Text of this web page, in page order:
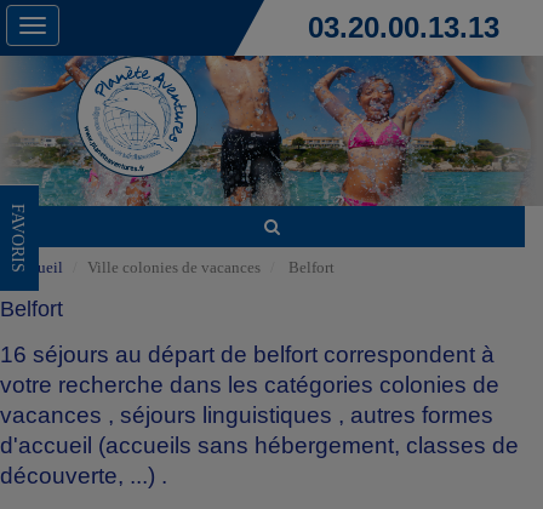
Toggle
navigation
03.20.00.13.13
FAVORIS
Accueil Ville colonies de vacances Belfort
Belfort
16 séjours au départ de belfort correspondent à
votre recherche dans les catégories colonies de
vacances , séjours linguistiques , autres formes
d'accueil (accueils sans hébergement, classes de
découverte, ...) .